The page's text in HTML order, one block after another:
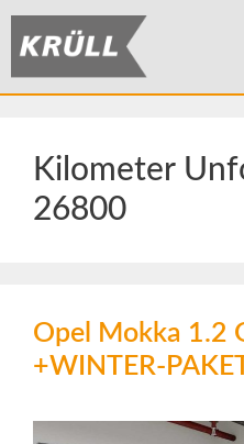
Kilometer
26800
Opel Mokka 1.2
+WINTER-